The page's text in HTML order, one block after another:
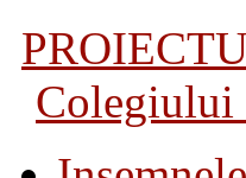
Colegiului